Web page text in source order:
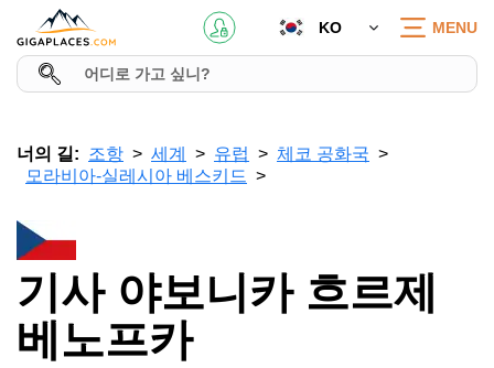
KO MENU
너의 길: 조항 세계 유럽
체코 공화국
모라비아-실레시아 베스키드
기사 야보니카 흐르제
베노프카